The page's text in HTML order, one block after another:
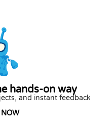
hands-on way
and instant feedback.